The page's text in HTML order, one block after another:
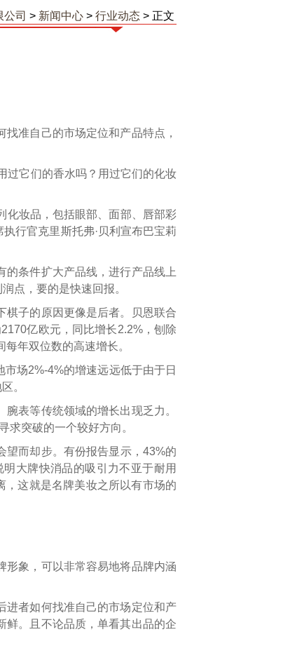
司 > 新闻中心 > 行业动态 > 正文
准自己的市场定位和产品特点，
过它们的香水吗？用过它们的化妆
化妆品，包括眼部、面部、唇部彩
行官克里斯托弗·贝利宣布巴宝莉
的条件扩大产品线，进行产品线上
点，要的是快速回报。
棋子的原因更像是后者。贝恩联合
亿欧元，同比增长2.2%，刨除
年双位数的高速增长。
场2%-4%的增速远远低于由于日
。
表等传统领域的增长出现乏力。
求突破的一个较好方向。
望而却步。有份报告显示，43%的
大牌快消品的吸引力不亚于耐用
这就是名牌美妆之所以有市场的
形象，可以非常容易地将品牌内涵
进者如何找准自己的市场定位和产
鲜。且不论品质，单看其出品的企